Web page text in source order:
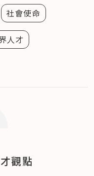
社會使命
人才
觀點